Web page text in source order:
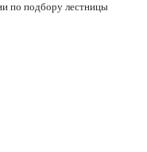
по подбору лестницы